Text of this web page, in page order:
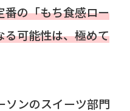
番の「もち食感ロー
る可能性は、極めて
ソンのスイーツ部門